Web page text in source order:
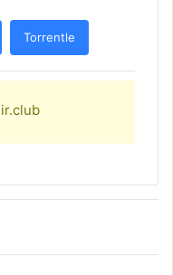
Torrentle